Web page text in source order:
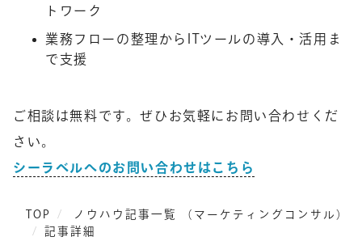
トワーク
業務フローの整理からITツールの導入・活用ま
で支援
ご相談は無料です。ぜひお気軽にお問い合わせくだ
さい。
シーラベルへのお問い合わせはこちら
TOP
ノウハウ記事一覧 （マーケティングコンサル）
記事詳細